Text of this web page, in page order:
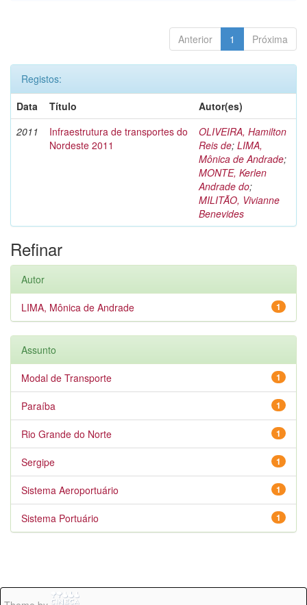
Anterior 1 Próxima
Registos:
Data
Título
Autor(es)
2011
Infraestrutura de transportes do
Nordeste 2011
OLIVEIRA, Hamilton
Reis de; LIMA,
Mônica de Andrade;
MONTE, Kerlen
Andrade do;
MILITÃO, Vivianne
Benevides
Refinar
Autor
1
LIMA, Mônica de Andrade
Assunto
1
Modal de Transporte
1
Paraíba
1
Rio Grande do Norte
1
Sergipe
1
Sistema Aeroportuário
1
Sistema Portuário